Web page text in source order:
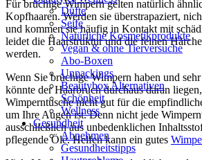
Düfte
Seife
Natürliche Kosmetikprodukte
Vegan & ohne Tierversuche
Abo-Boxen
Unpackings
Beautybox Alternativen
Schönheit
Wellness
Gesundheit
Abnehmen
Gesundheitstipps
Für brüchige Wimpern gelten natürlich
Kopfhaaren. Werden sie überstrapaziert,
und kommen sie häufig in Kontakt mit
leidet die Haarstruktur und die feinen
werden.
Wenn Sie brüchige Wimpern haben und
könnte der Haarbruch durchaus daran
Wimperntusche nicht gut für die
um Ihre Augen ist. Denn nicht jede
ausschließlich aus unbedenklichen
pflegende Öle. Helfen kann ein gutes